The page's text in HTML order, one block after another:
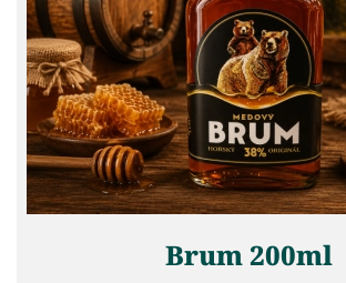
Brum 200ml